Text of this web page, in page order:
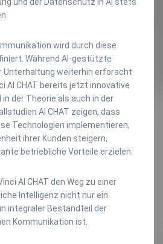
wird durch diese
Während AI-gestützte
Unterhaltung weiterhin erforscht
AI CHAT bereits jetzt innovative
in der Theorie als auch in der
AI CHAT zeigen, dass
Technologien implementieren,
ihrer Kunden steigern,
betriebliche Vorteile erzielen.
AI CHAT den Weg zu einer
Intelligenz nicht nur ein
integraler Bestandteil der
Kommunikation ist.